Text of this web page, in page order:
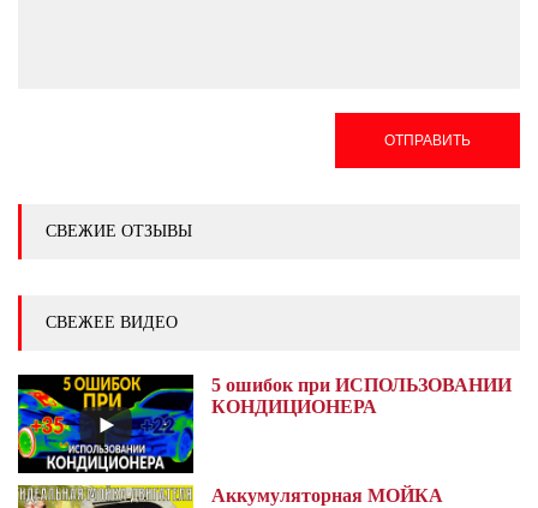
ОТПРАВИТЬ
СВЕЖИЕ ОТЗЫВЫ
СВЕЖЕЕ ВИДЕО
5 ошибок при ИСПОЛЬЗОВАНИИ
КОНДИЦИОНЕРА
Аккумуляторная МОЙКА